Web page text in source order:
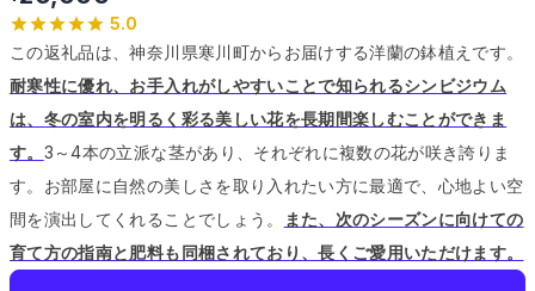
5.0
この返礼品は、神奈川県寒川町からお届けする洋蘭の鉢植えです。
耐寒性に優れ、お手入れがしやすいことで知られるシンビジウム
は、冬の室内を明るく彩る美しい花を長期間楽しむことができま
す。 3～4本の立派な茎があり、それぞれに複数の花が咲き誇りま
す。 お部屋に自然の美しさを取り入れたい方に最適で、心地よい空
間を演出してくれることでしょう。
また、次のシーズンに向けての
育て方の指南と肥料も同梱されており、長くご愛用いただけます。